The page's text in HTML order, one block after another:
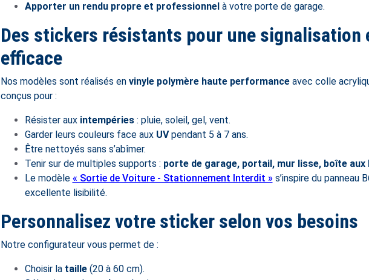
Apporter un rendu propre et professionnelà votre porte de garage.
Des stickers résistants pour une signalisation
efficace
Nos modèles sont réalisés en vinyle polymère haute performanceavec colle
conçus pour :
Résister aux intempéries: pluie, soleil, gel, vent.
Garder leurs couleurs face aux UVpendant 5 à 7 ans.
Être nettoyés sans s’abîmer.
Tenir sur de multiples supports : porte de garage, portail, mur lisse, boîte
Le modèle « Sortie de Voiture - Stationnement Interdit »s’inspire du panneau
excellente lisibilité.
Personnalisez votre sticker selon vos besoins
Notre configurateur vous permet de :
Choisir la taille(20 à 60 cm).